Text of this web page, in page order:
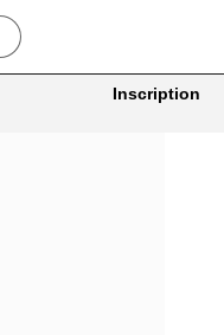
Inscription